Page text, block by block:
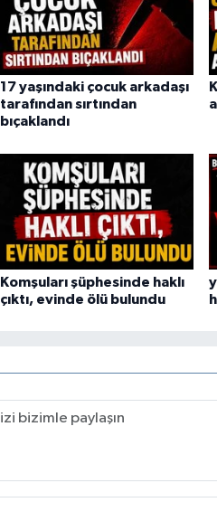
17 yaşındaki çocuk arkadaşı
tarafından sırtından
bıçaklandı
Komşuları şüphesinde haklı
çıktı, evinde ölü bulundu